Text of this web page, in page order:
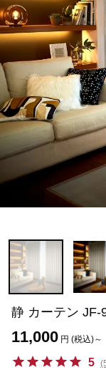
静 カーテン JF-
11,000 円 (税込)～
5